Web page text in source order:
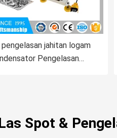
jahitan logam
Pengelasan
Spot &